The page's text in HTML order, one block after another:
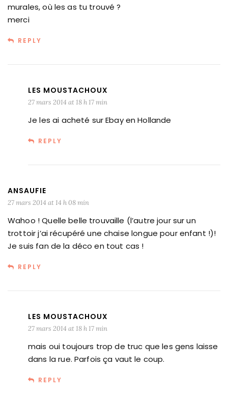
murales, où les as tu trouvé ?
merci
REPLY
LES MOUSTACHOUX
27 mars 2014 at 18 h 17 min
Je les ai acheté sur Ebay en Hollande
REPLY
ANSAUFIE
27 mars 2014 at 14 h 08 min
Wahoo ! Quelle belle trouvaille (l’autre jour sur un
trottoir j’ai récupéré une chaise longue pour enfant !)!
Je suis fan de la déco en tout cas !
REPLY
LES MOUSTACHOUX
27 mars 2014 at 18 h 17 min
mais oui toujours trop de truc que les gens laisse
dans la rue. Parfois ça vaut le coup.
REPLY